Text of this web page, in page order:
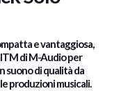
e vantaggiosa,
di M-Audio per
suono di qualità da
produzioni musicali.